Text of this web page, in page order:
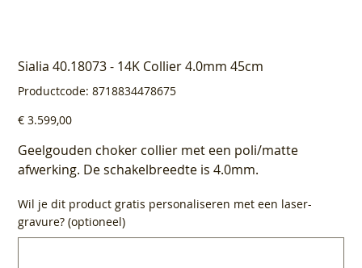
Sialia 40.18073 - 14K Collier 4.0mm 45cm
Productcode: Productcode
8718834478675
8718834478675
Prijs
€ 3.599,00
Geelgouden choker collier met een poli/matte
afwerking. De schakelbreedte is 4.0mm.
Wil je dit product gratis personaliseren met een laser-
gravure? (optioneel)